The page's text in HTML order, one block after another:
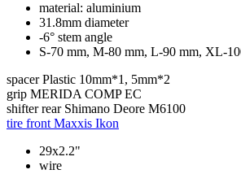
material: aluminium
31.8mm diameter
-6° stem angle
S-70 mm, M-80 mm, L-90 mm, XL-
spacer Plastic 10mm*1, 5mm*2
grip MERIDA COMP EC
shifter rear Shimano Deore M6100
tire front Maxxis Ikon
29x2.2"
wire